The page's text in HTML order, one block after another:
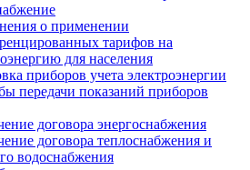
о применении
тарифов на
для населения
приборов учета электроэнергии
передачи показаний приборов
договора энергоснабжения
договора теплоснабжения и
водоснабжения